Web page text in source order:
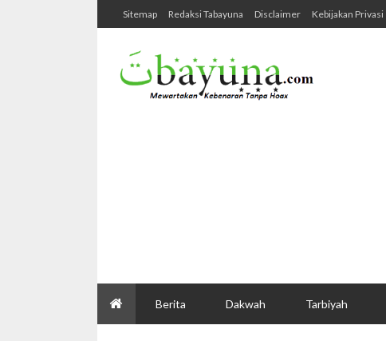
Sitemap Redaksi Tabayuna Disclaimer Kebijakan Privasi
Berita Dakwah Tarbiyah